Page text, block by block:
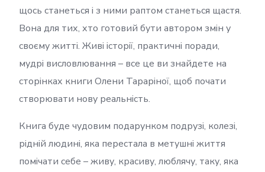
щось станеться і з ними раптом станеться щастя.
Вона для тих, хто готовий бути автором змін у
своєму житті. Живі історії, практичні поради,
мудрі висловлювання – все це ви знайдете на
сторінках книги Олени Тараріної, щоб почати
створювати нову реальність.
Книга буде чудовим подарунком подрузі, колезі,
рідній людині, яка перестала в метушні життя
помічати себе – живу, красиву, люблячу, таку, яка